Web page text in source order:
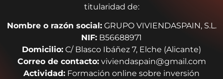
titularidad de:
Nombre o razón social:GRUPO VIVIENDASPAIN, S.L.
NIF: B56688971
Domicilio: C/ Blasco Ibáñez 7, Elche (Alicante)
Correo de contacto: viviendaspain@gmail.com
Actividad: Formación online sobre inversión